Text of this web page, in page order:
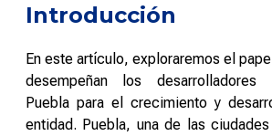
Introducción
En este artículo, exploraremos el
desempeñan los desarrolladores
Puebla para el crecimiento y
entidad. Puebla, una de las